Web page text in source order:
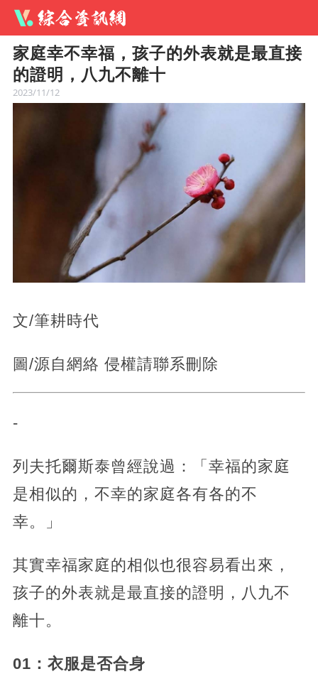
家庭幸不幸福，孩子的外表就是最直接
的證明，八九不離十
2023/11/12
文/筆耕時代
圖/源自網絡 侵權請聯系刪除
-
列夫托爾斯泰曾經說過：「幸福的家庭
是相似的，不幸的家庭各有各的不
幸。」
其實幸福家庭的相似也很容易看出來，
孩子的外表就是最直接的證明，八九不
離十。
01：衣服是否合身